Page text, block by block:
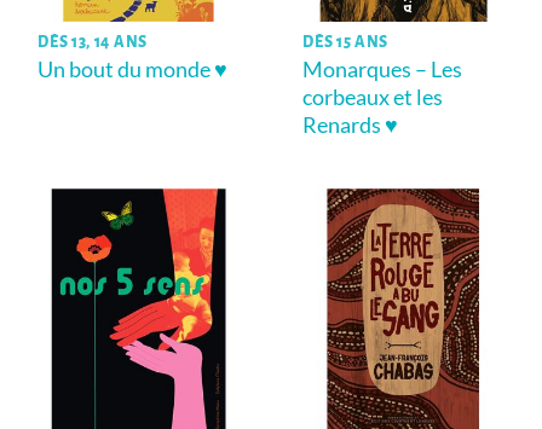
DÈS 13, 14 ANS
Un bout du monde ♥
DÈS 15 ANS
Monarques – Les
corbeaux et les
Renards ♥